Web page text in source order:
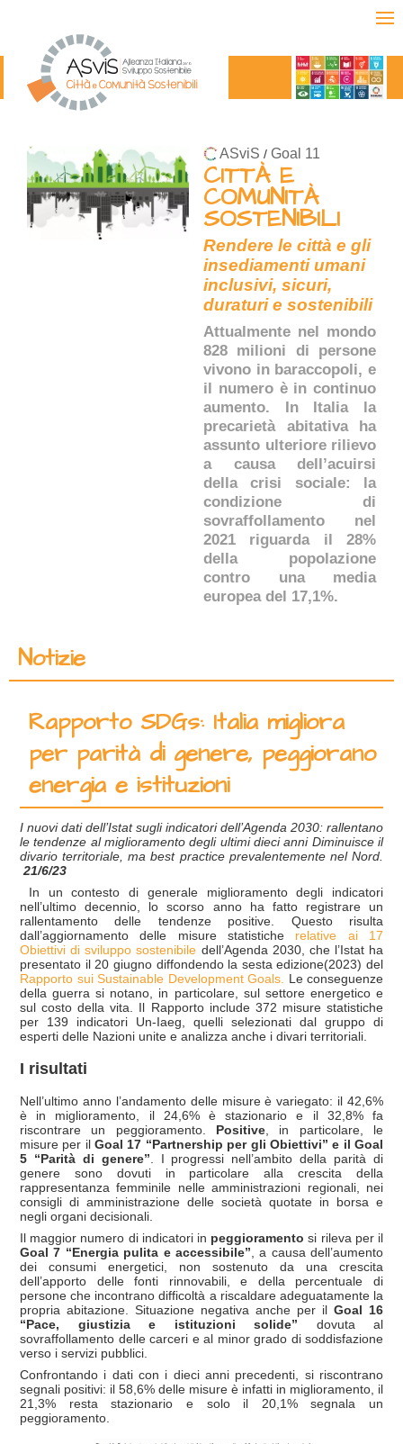
ASviS / Goal 11
CITTÀ E
COMUNITÀ
SOSTENIBILI
Rendere le città e gli
insediamenti umani
inclusivi, sicuri,
duraturi e sostenibili
Attualmente nel mondo
828 milioni di persone
vivono in baraccopoli, e
il numero è in continuo
aumento. In Italia la
precarietà abitativa ha
assunto ulteriore rilievo
a causa dell’acuirsi
della crisi sociale: la
condizione di
sovraffollamento nel
2021 riguarda il 28%
della popolazione
contro una media
europea del 17,1%.
Notizie
Rapporto SDGs: Italia migliora
per parità di genere, peggiorano
energia e istituzioni
I nuovi dati dell’Istat sugli indicatori dell’Agenda 2030: rallentano
le tendenze al miglioramento degli ultimi dieci anni Diminuisce il
divario territoriale, ma best practice prevalentemente nel Nord.
21/6/23
In un contesto di generale miglioramento degli indicatori
nell’ultimo decennio, lo scorso anno ha fatto registrare un
rallentamento delle tendenze positive. Questo risulta
dall’aggiornamento delle misure statistiche relative ai 17
Obiettivi di sviluppo sostenibile dell’Agenda 2030, che l’Istat ha
presentato il 20 giugno diffondendo la sesta edizione(2023) del
Rapporto sui Sustainable Development Goals.
Le conseguenze
della guerra si notano, in particolare, sul settore energetico e
sul costo della vita. Il Rapporto include 372 misure statistiche
per 139 indicatori Un-Iaeg, quelli selezionati dal gruppo di
esperti delle Nazioni unite e analizza anche i divari territoriali.
I risultati
Nell’ultimo anno l’andamento delle misure è variegato: il 42,6%
è in miglioramento, il 24,6% è stazionario e il 32,8% fa
riscontrare un peggioramento. Positive , in particolare, le
misure per ilGoal 17 “Partnership per gli Obiettivi” e il Goal
5 “Parità di genere” . I progressi nell’ambito della parità di
genere sono dovuti in particolare alla crescita della
rappresentanza femminile nelle amministrazioni regionali, nei
consigli di amministrazione delle società quotate in borsa e
negli organi decisionali.
Il maggior numero di indicatori in peggioramento si rileva per il
Goal 7 “Energia pulita e accessibile” , a causa dell’aumento
dei consumi energetici, non sostenuto da una crescita
dell’apporto delle fonti rinnovabili, e della percentuale di
persone che incontrano difficoltà a riscaldare adeguatamente la
propria abitazione. Situazione negativa anche per il Goal 16
“Pace, giustizia e istituzioni solide” dovuta al
sovraffollamento delle carceri e al minor grado di soddisfazione
verso i servizi pubblici.
Confrontando i dati con i dieci anni precedenti, si riscontrano
segnali positivi: il 58,6% delle misure è infatti in miglioramento, il
21,3% resta stazionario e solo il 20,1% segnala un
peggioramento.